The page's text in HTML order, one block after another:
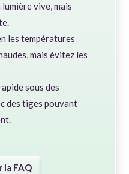
vive, mais
les températures
mais évitez les
sous des
des tiges pouvant
la FAQ